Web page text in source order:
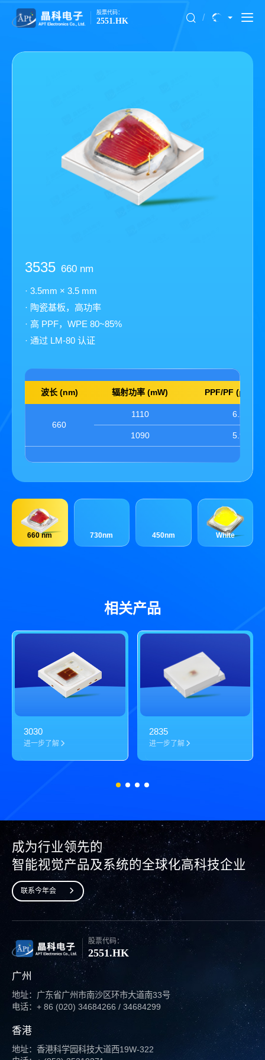
股票代码：
2551.HK /
3535 660 nm
· 3.5mm × 3.5 mm
· 陶瓷基板，高功率
· 高 PPF，WPE 80~85%
· 通过 LM-80 认证
波长 (nm) 辐射功率 (mW) PPF/PF
660
1110 6.2
1090 5.9
· 3.5 mm × 3.5 mm
· 陶瓷基板，高功率
· 高 PPF，WPE 70~75%
· 通过 LM-80 认证
730
· 3.5 mm × 3.5 mm
· 陶瓷基板，高功率
· 高 PPF，WPE 75~80%
· 通过 LM-80 认证
3535 White
· 3.5 mm × 3.5 mm
· 陶瓷基板，高功率
· 高 PPF，高亮度
· 通过 LM-80 认证
色温 (K) 光通量 (lm) PPF/PF
430 5.7
440 5.7
660 nm 730nm 450nm White
相关产品
3030
进一步了解
2835
进一步了解
成为行业领先的
智能视觉产品及系统的全球化高科技企业
联系今年会
股票代码：
2551.HK
广州
地址：广东省广州市南沙区环市大道南33号
电话：+ 86 (020) 34684266 / 34684299
香港
地址：香港科学园科技大道西19W-322